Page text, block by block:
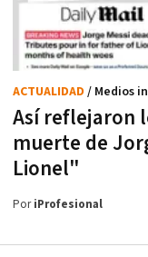
Así reflejaron
muerte de
Lionel"
ACTUALIDAD / Medios
PoriProfesional